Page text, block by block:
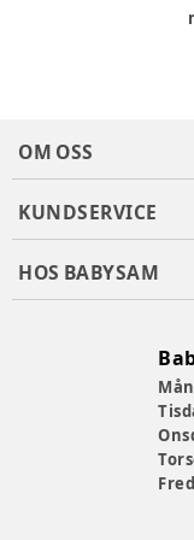
OM OSS
KUNDSERVICE
HOS BABYSAM